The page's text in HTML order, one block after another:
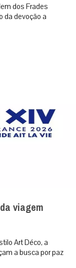
dos Frades
da devoção a
viagem
Art Déco, a
a busca por paz